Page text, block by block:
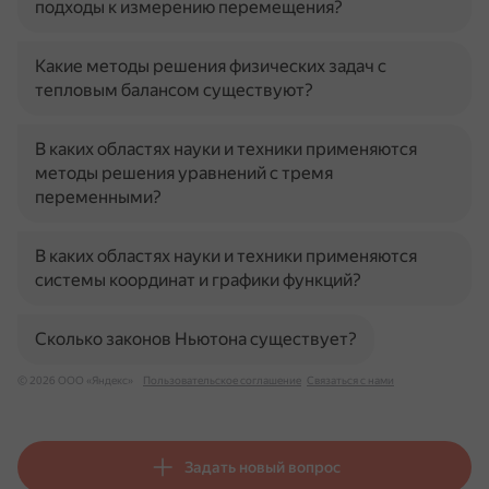
подходы к измерению перемещения?
Какие методы решения физических задач с
тепловым балансом существуют?
В каких областях науки и техники применяются
методы решения уравнений с тремя
переменными?
В каких областях науки и техники применяются
системы координат и графики функций?
Сколько законов Ньютона существует?
© 2026 ООО «Яндекс» Пользовательское соглашение Связаться с нами
Задать новый вопрос